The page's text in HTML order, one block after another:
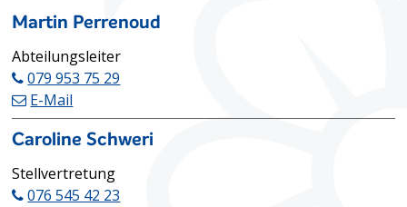
Martin Perrenoud
Funktion
Abteilungsleiter
079 953 75 29
E-Mail
Caroline Schweri
Funktion
Stellvertretung
076 545 42 23